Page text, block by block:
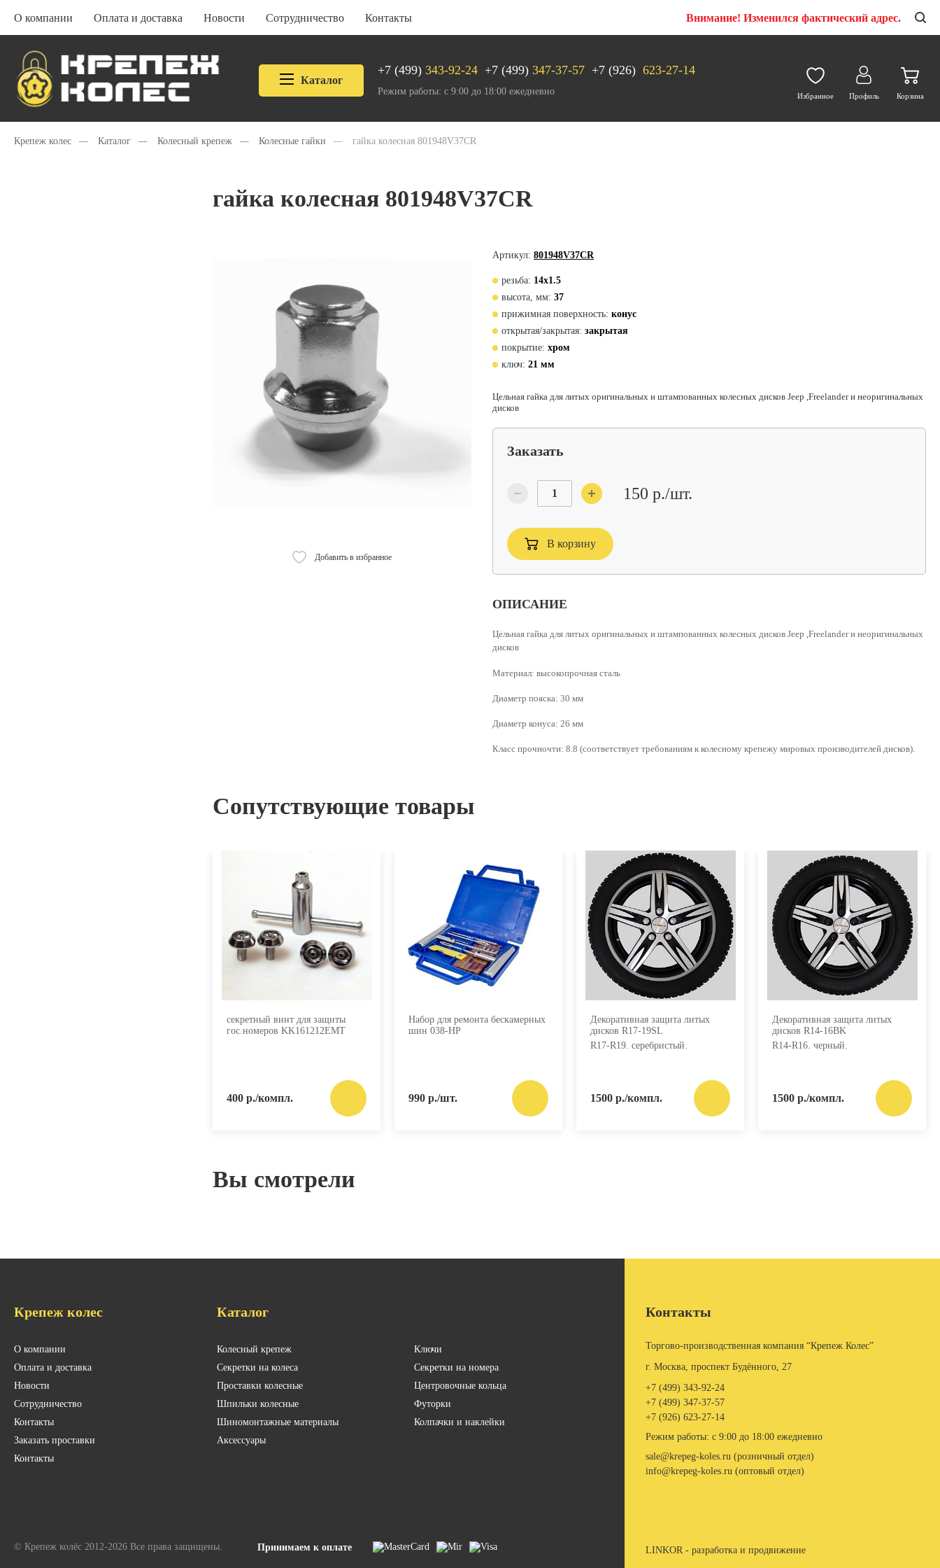
О компании Оплата и доставка Новости Сотрудничество Контакты Внимание! Изменился фактический адрес.
Каталог
+7 (499) 343-92-24 +7 (499) 347-37-57 +7 (926) 623-27-14
Режим работы: с 9:00 до 18:00 ежедневно Избранное Профиль Корзина
Крепеж колес — Каталог — Колесный крепеж — Колесные гайки — гайка колесная 801948V37CR
гайка колесная 801948V37CR
Добавить в избранное
Артикул: 801948V37CR
резьба: 14х1.5
высота, мм: 37
прижимная поверхность: конус
открытая/закрытая: закрытая
покрытие: хром
ключ: 21 мм
Цельная гайка для литых оригинальных и штампованных колесных дисков Jeep ,Freelander и неоригинальных
дисков
Заказать
150 р./шт.
В корзину
ОПИСАНИЕ
Цельная гайка для литых оригинальных и штампованных колесных дисков Jeep ,Freelander и неоригинальных
дисков
Материал: высокопрочная сталь
Диаметр пояска: 30 мм
Диаметр конуса: 26 мм
Класс прочночти: 8.8 (соответствует требованиям к колесному крепежу мировых производителей дисков).
Сопутствующие товары
секретный винт для защиты
гос.номеров KK161212EMT
400 р./компл.
Набор для ремонта бескамерных
шин 038-HP
990 р./шт.
Декоративная защита литых
дисков R17-19SL
R17-R19. серебристый.
1500 р./компл.
Декоративная защита литых
дисков R14-16BK
R14-R16. черный.
1500 р./компл.
Вы смотрели
Крепеж колес
О компании
Оплата и доставка
Новости
Сотрудничество
Контакты
Заказать проставки
Контакты
Каталог
Колесный крепеж
Ключи
Секретки на колеса
Секретки на номера
Проставки колесные
Центровочные кольца
Шпильки колесные
Футорки
Шиномонтажные материалы
Колпачки и наклейки
Аксессуары
Контакты
Торгово-производственная компания “Крепеж Колес”
г. Москва, проспект Будённого, 27
+7 (499) 343-92-24
+7 (499) 347-37-57
+7 (926) 623-27-14
Режим работы: с 9:00 до 18:00 ежедневно
sale@krepeg-koles.ru (розничный отдел)
info@krepeg-koles.ru (оптовый отдел)
© Крепеж колёс 2012-2026 Все права защищены. Принимаем к оплате LINKOR - разработка и продвижение